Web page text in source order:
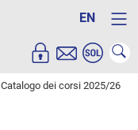
EN
Catalogo dei corsi 2025/26